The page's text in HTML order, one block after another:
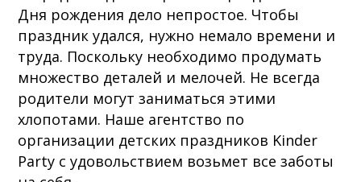
Дня рождения дело непростое. Чтобы
праздник удался, нужно немало времени и
труда. Поскольку необходимо продумать
множество деталей и мелочей. Не всегда
родители могут заниматься этими
хлопотами. Наше агентство по
организации детских праздников Kinder
Party с удовольствием возьмет все заботы